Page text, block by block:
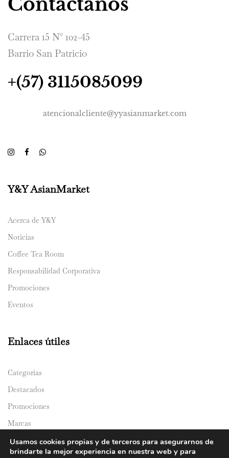
Carrera 15 N° 102-45
Barrio San Patricio
+(57) 3115085099
atencionalcliente@yyasianmarket.com
Y&Y AsianMarket
Acerca de Y&Y
Noticias
Coffee Tea Room
Responsabilidad Corporativa
Promociones
Eventos
Enlaces útiles
Categorías
Destacados
Promociones
Marcas
Catálogos
Usamos cookies propias y de terceros para asegurarnos de
brindarte la mejor experiencia en nuestra web y para